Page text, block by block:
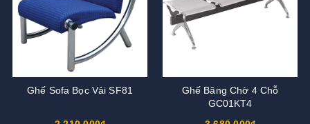
Ghế Sofa Bọc Vải SF81
Ghế Băng Chờ 4 Chỗ
GC01KT4